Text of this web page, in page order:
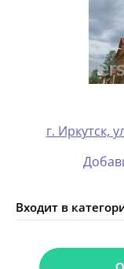
г. Иркутск,
Входит в